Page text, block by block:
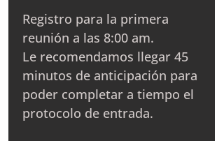
Registro para la primera
reunión a las 8:00 am.
Le recomendamos llegar 45
minutos de anticipación para
poder completar a tiempo el
protocolo de entrada.